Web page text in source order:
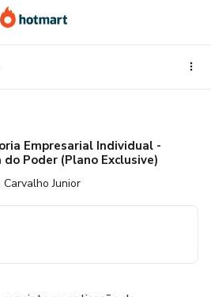
Empresarial Individual -
do Poder (Plano Exclusive)
Carvalho Junior